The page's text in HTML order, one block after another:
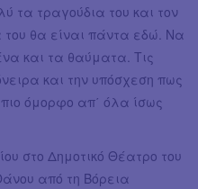
τα τραγούδια του και τον
του θα είναι πάντα εδώ. Να
και τα θαύματα. Τις
και την υπόσχεση πως
όμορφο απ΄ όλα ίσως
στο Δημοτικό Θέατρο του
από τη Βόρεια